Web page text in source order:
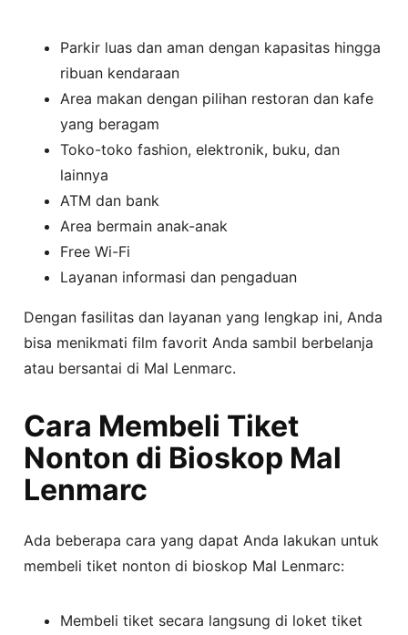
Parkir luas dan aman dengan kapasitas hingga
ribuan kendaraan
Area makan dengan pilihan restoran dan kafe
yang beragam
Toko-toko fashion, elektronik, buku, dan
lainnya
ATM dan bank
Area bermain anak-anak
Free Wi-Fi
Layanan informasi dan pengaduan
Dengan fasilitas dan layanan yang lengkap ini, Anda
bisa menikmati film favorit Anda sambil berbelanja
atau bersantai di Mal Lenmarc.
Cara Membeli Tiket
Nonton di Bioskop Mal
Lenmarc
Ada beberapa cara yang dapat Anda lakukan untuk
membeli tiket nonton di bioskop Mal Lenmarc:
Membeli tiket secara langsung di loket tiket